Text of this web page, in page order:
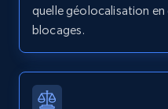
11.3K+
LinkedIn posts -
quelle géolocalisation en
blocages.